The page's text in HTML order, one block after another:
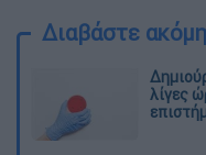
Διαβάστε ακόμη
λίγες